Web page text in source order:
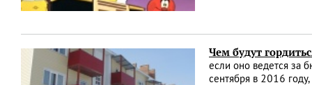
Чем будут
если оно ведется за
сентября в 2016